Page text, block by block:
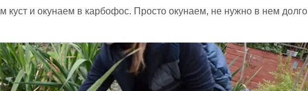
куст и окунаем в карбофос. Просто окунаем, не нужно в нем долго